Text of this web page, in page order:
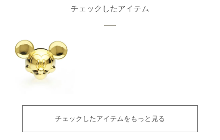
チェックしたアイテム
チェックしたアイテムをもっと見る